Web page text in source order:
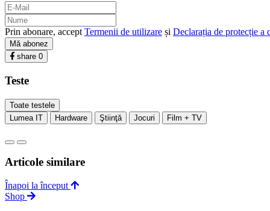
Prin abonare, accept Termenii de utilizare și Declarația de protecție a
Mă abonez
share 0
Teste
Toate testele
Lumea IT
Hardware Ştiinţă Jocuri Film + TV
Articole similare
Înapoi la început
Shop